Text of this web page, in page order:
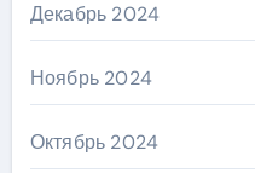
Декабрь 2024
Ноябрь 2024
Октябрь 2024